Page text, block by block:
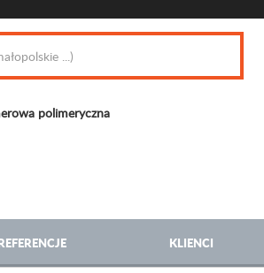
polimeryczna
KLIENCI